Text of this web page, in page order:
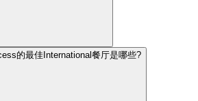
的最佳International餐厅是哪些?